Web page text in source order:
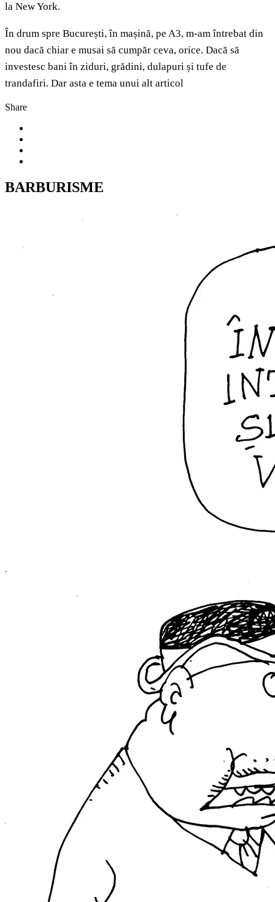
la New York.
În drum spre București, în mașină, pe A3, m-am întrebat din
nou dacă chiar e musai să cumpăr ceva, orice. Dacă să
investesc bani în ziduri, grădini, dulapuri și tufe de
trandafiri. Dar asta e tema unui alt articol
Share
BARBURISME